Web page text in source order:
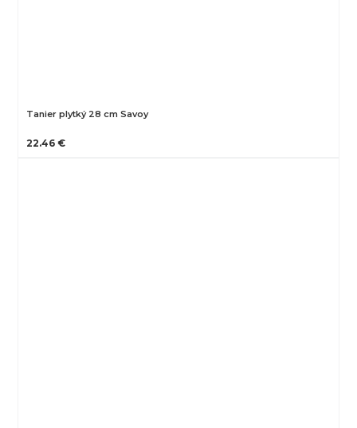
Tanier plytký 28 cm Savoy
22.46 €